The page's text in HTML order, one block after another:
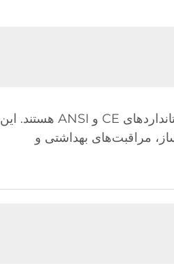
ماسک‌های صنعتی تنفسی Iboate دارای فیلتراسیون چندلایه، طراحی ارگونومیک برای راحتی و انطباق با استانداردهای CE و ANSI هستند. این
مراقبت‌های بهداشتی و